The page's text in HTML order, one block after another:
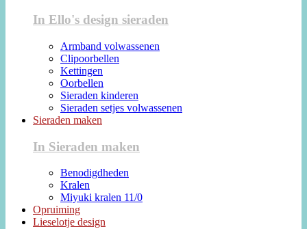
In Ello's design sieraden
Armband volwassenen
Clipoorbellen
Kettingen
Oorbellen
Sieraden kinderen
Sieraden setjes volwassenen
Sieraden maken
In Sieraden maken
Benodigdheden
Kralen
Miyuki kralen 11/0
Opruiming
Lieselotje design